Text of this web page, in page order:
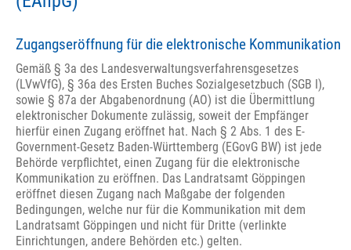
Zugangseröffnung für die elektronische Kommunikation
Gemäß § 3a des Landesverwaltungsverfahrensgesetzes
(LVwVfG), § 36a des Ersten Buches Sozialgesetzbuch (SGB I),
sowie § 87a der Abgabenordnung (AO) ist die Übermittlung
elektronischer Dokumente zulässig, soweit der Empfänger
hierfür einen Zugang eröffnet hat. Nach § 2 Abs. 1 des E-
Government-Gesetz Baden-Württemberg (EGovG BW) ist jede
Behörde verpflichtet, einen Zugang für die elektronische
Kommunikation zu eröffnen. Das Landratsamt Göppingen
eröffnet diesen Zugang nach Maßgabe der folgenden
Bedingungen, welche nur für die Kommunikation mit dem
Landratsamt Göppingen und nicht für Dritte (verlinkte
Einrichtungen, andere Behörden etc.) gelten.